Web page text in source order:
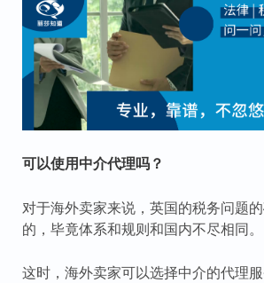
可以使用中介代理吗？
对于海外卖家来说，英国的税务问题
的，毕竟体系和规则和国内不尽相同。
这时，海外卖家可以选择中介的代理